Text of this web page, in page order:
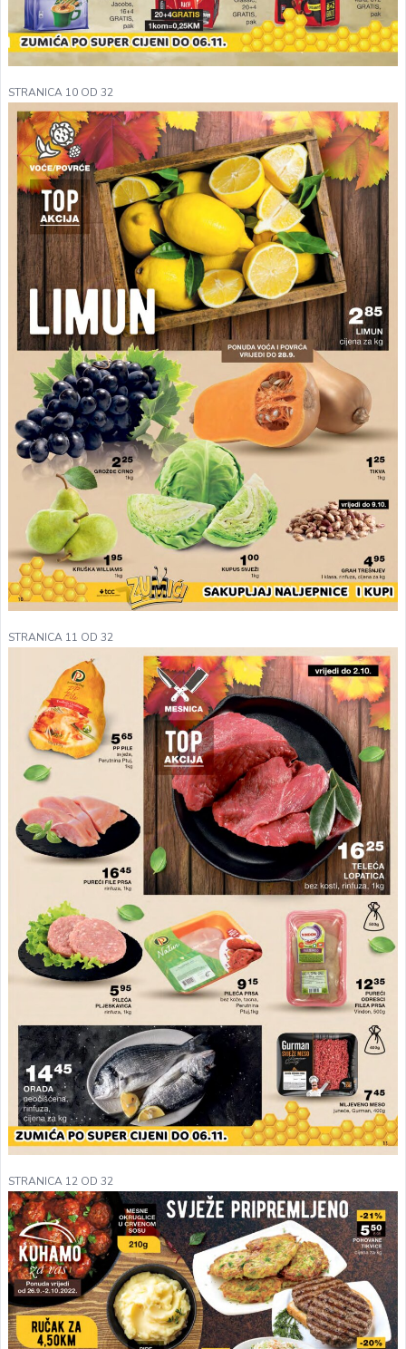
STRANICA 10 OD 32
STRANICA 11 OD 32
STRANICA 12 OD 32